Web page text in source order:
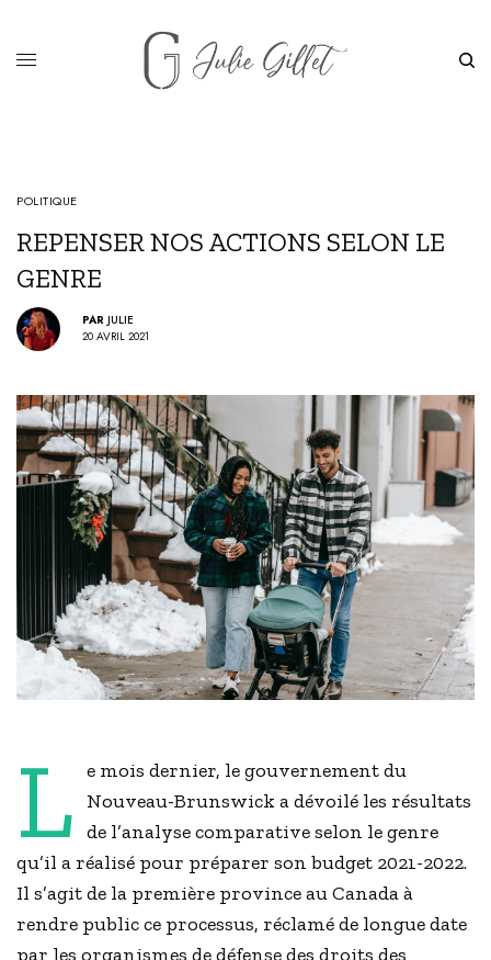
POLITIQUE
REPENSER NOS ACTIONS SELON LE
GENRE
PAR JULIE
20 AVRIL 2021
L e mois dernier, le gouvernement du
Nouveau-Brunswick a dévoilé les résultats
de l’analyse comparative selon le genre
qu’il a réalisé pour préparer son budget 2021-2022.
Il s’agit de la première province au Canada à
rendre public ce processus, réclamé de longue date
par les organismes de défense des droits des